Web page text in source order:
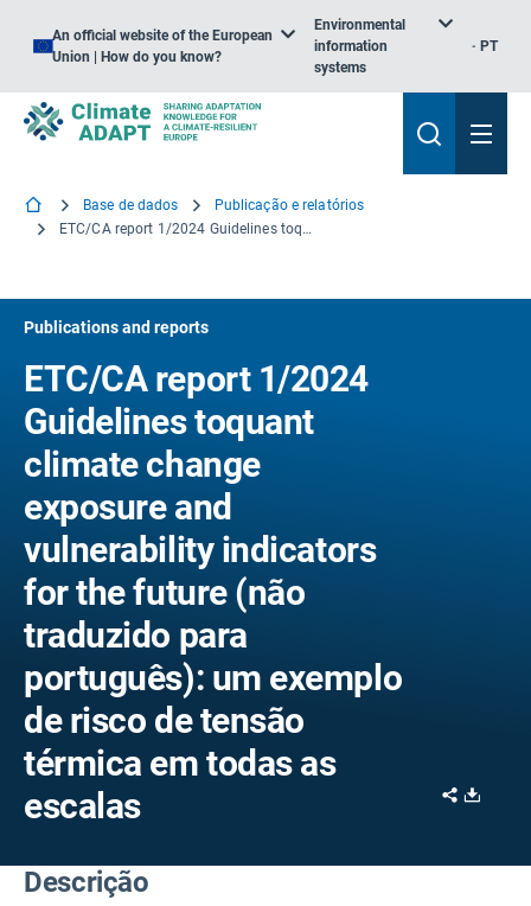
An official website of the European
Union | How do you know?
Environmental
information
systems
PT
Base de dados
Publicação e relatórios
ETC/CA report 1/2024 Guidelines toquant climate change exposure and vulnerability indicators for the future (não traduzido para português): um exemplo de risco de tensão térmica em todas as escalas
Publications and reports
ETC/CA report 1/2024
Guidelines toquant
climate change
exposure and
vulnerability indicators
for the future (não
traduzido para
português): um exemplo
de risco de tensão
térmica em todas as
escalas
Share
Descrição